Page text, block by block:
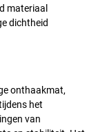
materiaal
dichtheid
onthaakmat,
het
van